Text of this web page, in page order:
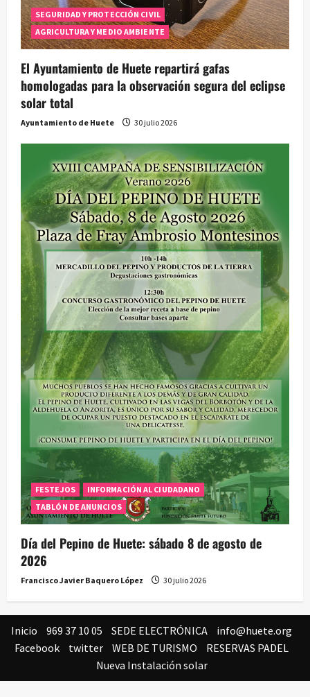
SEGURIDAD Y PROTECCIÓN CIVIL
AGRICULTURA Y MEDIO AMBIENTE
El Ayuntamiento de Huete repartirá gafas
homologadas para la observación segura del eclipse
solar total
Ayuntamiento de Huete 30 julio 2026
FESTEJOS
INFORMACIÓN AL CIUDADANO
TABLÓN DE ANUNCIOS
Día del Pepino de Huete: sábado 8 de agosto de
2026
Francisco Javier Baquero López 30 julio 2026
Inicio 969 37 10 05 SEDE ELECTRÓNICA
info@huete.org
Facebook
twitter WEB DE TURISMO
RESERVAS PADEL
Nueva Instalación solar